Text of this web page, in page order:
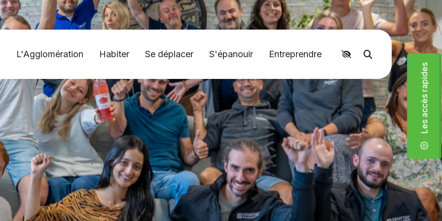
Moteur de
L'Agglomération Habiter Se déplacer S'épanouir Entreprendre
Les accès rapides
Accéder aux liens rapides